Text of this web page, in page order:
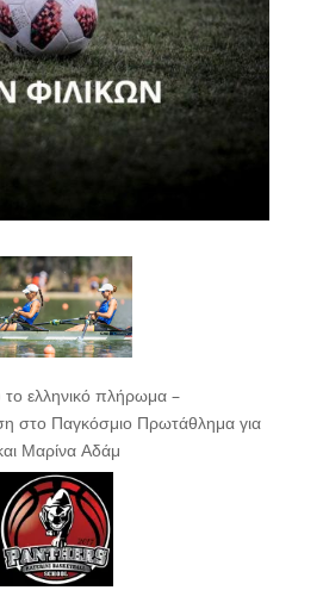
το ελληνικό πλήρωμα –
στο Παγκόσμιο Πρωτάθλημα για
Μαρίνα Αδάμ